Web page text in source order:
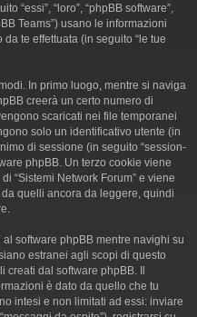
“essi”, “loro”, “phpBB software”,
Teams”) usano le informazioni
te effettuata (in seguito “le tue
In primo luogo, mentre si naviga
creerà un certo numero di
scaricati nei file temporanei
solo un identificativo utente (in
di sessione (in seguito “session-
phpBB. Un terzo cookie viene
“Sistemi Network Forum” e viene
quelli ancora da leggere, quindi
software phpBB mentre navighi su
estranei agli scopi di questo
creati dal software phpBB. Il
è dato da quello che tu
intesi e non limitati ad essi: inviare